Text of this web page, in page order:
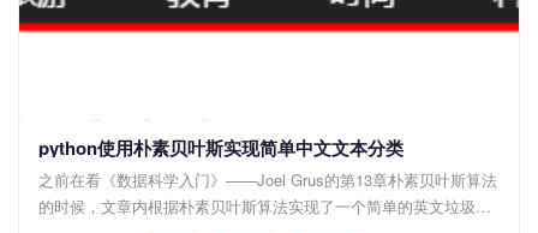
python使用朴素贝叶斯实现简单中文文本分类
之前在看《数据科学入门》——Joel Grus的第13章朴素贝叶斯算法
的时候，文章内根据朴素贝叶斯算法实现了一个简单的英文垃圾邮